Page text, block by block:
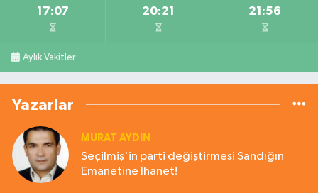
17:07 20:21 21:56
Aylık Vakitler
Yazarlar
MURAT AYDIN
Seçilmiş'in parti değiştirmesi Sandığın
Emanetine İhanet!